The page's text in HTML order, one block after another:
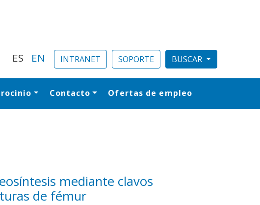
ES EN INTRANET SOPORTE
Contacto Ofertas de empleo
mediante clavos
de fémur